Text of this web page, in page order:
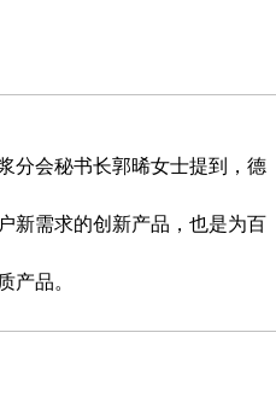
分会秘书长郭晞女士提到，德
新需求的创新产品，也是为百
产品。